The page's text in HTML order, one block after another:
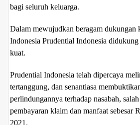
bagi seluruh keluarga.
Dalam mewujudkan beragam dukungan
Indonesia Prudential Indonesia
kuat.
Prudential Indonesia telah dipercaya
tertanggung, dan senantiasa
perlindungannya terhadap nasabah,
pembayaran klaim dan manfaat sebesar
2021.